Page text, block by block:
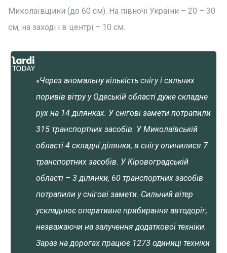
Миколаївщини (до 60 см). На півночі України – 20 – 30
см, на заході і в центрі – 10 см.
«Через аномальну кількість снігу і сильних
поривів вітру у Одеській області дуже складне
рух на 14 ділянках. У снігові замети потрапили
315 транспортних засобів. У Миколаївській
області 4 складні ділянки, в снігу опинилися 7
транспортних засобів. У Кіровоградській
області – 3 ділянки, 60 транспортних засобів
потрапили у снігові замети. Сильний вітер
ускладнює оперативне прибирання автодоріг,
незважаючи на залучення додаткової техніки.
Зараз на дорогах працює 1273 одиниці техніки